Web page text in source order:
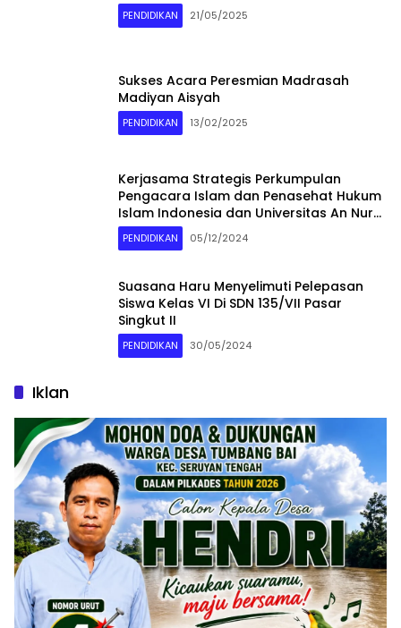
PENDIDIKAN 21/05/2025
Sukses Acara Peresmian Madrasah
Madiyan Aisyah
PENDIDIKAN 13/02/2025
Kerjasama Strategis Perkumpulan
Pengacara Islam dan Penasehat Hukum
Islam Indonesia dan Universitas An Nur
Lampung dalam Pendidikan Profesi
Advokat
PENDIDIKAN 05/12/2024
Suasana Haru Menyelimuti Pelepasan
Siswa Kelas VI Di SDN 135/VII Pasar
Singkut II
PENDIDIKAN 30/05/2024
Iklan